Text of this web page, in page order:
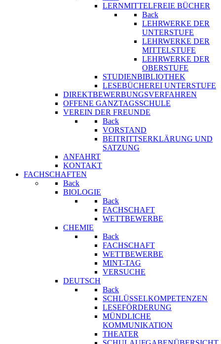
LERNMITTELFREIE BÜCHER
Back
LEHRWERKE DER
UNTERSTUFE
LEHRWERKE DER
MITTELSTUFE
LEHRWERKE DER
OBERSTUFE
STUDIENBIBLIOTHEK
LESEBÜCHEREI UNTERSTUFE
DIREKTBEWERBUNGSVERFAHREN
OFFENE GANZTAGSSCHULE
VEREIN DER FREUNDE
Back
VORSTAND
BEITRITTSERKLÄRUNG UND
SATZUNG
ANFAHRT
KONTAKT
FACHSCHAFTEN
Back
BIOLOGIE
Back
FACHSCHAFT
WETTBEWERBE
CHEMIE
Back
FACHSCHAFT
WETTBEWERBE
MINT-TAG
VERSUCHE
DEUTSCH
Back
SCHLÜSSELKOMPETENZEN
LESEFÖRDERUNG
MÜNDLICHE
KOMMUNIKATION
THEATER